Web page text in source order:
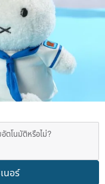
ตโนมัติหรือไม่?
นอร์